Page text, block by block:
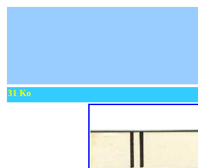
31 Ko